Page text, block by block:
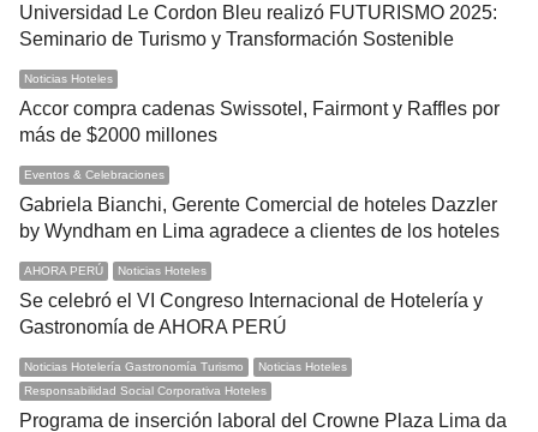
Universidad Le Cordon Bleu realizó FUTURISMO 2025:
Seminario de Turismo y Transformación Sostenible
Noticias Hoteles
Accor compra cadenas Swissotel, Fairmont y Raffles por
más de $2000 millones
Eventos & Celebraciones
Gabriela Bianchi, Gerente Comercial de hoteles Dazzler
by Wyndham en Lima agradece a clientes de los hoteles
AHORA PERÚ Noticias Hoteles
Se celebró el VI Congreso Internacional de Hotelería y
Gastronomía de AHORA PERÚ
Noticias Hotelería Gastronomía Turismo
Noticias Hoteles
Responsabilidad Social Corporativa Hoteles
Programa de inserción laboral del Crowne Plaza Lima da